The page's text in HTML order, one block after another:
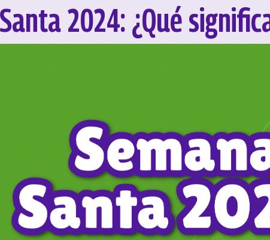
2024: ¿Qué